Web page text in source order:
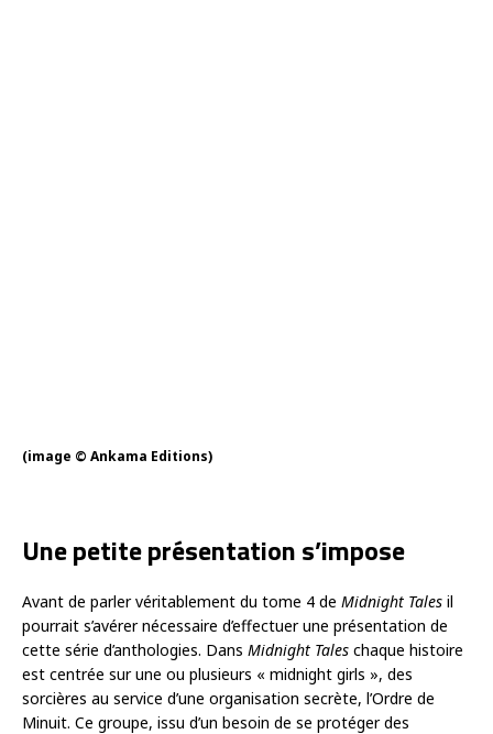
(image © Ankama Editions)
Une petite présentation s’impose
Avant de parler véritablement du tome 4 de Midnight Tales il
pourrait s’avérer nécessaire d’effectuer une présentation de
cette série d’anthologies. Dans Midnight Tales chaque histoire
est centrée sur une ou plusieurs « midnight girls », des
sorcières au service d’une organisation secrète, l’Ordre de
Minuit. Ce groupe, issu d’un besoin de se protéger des